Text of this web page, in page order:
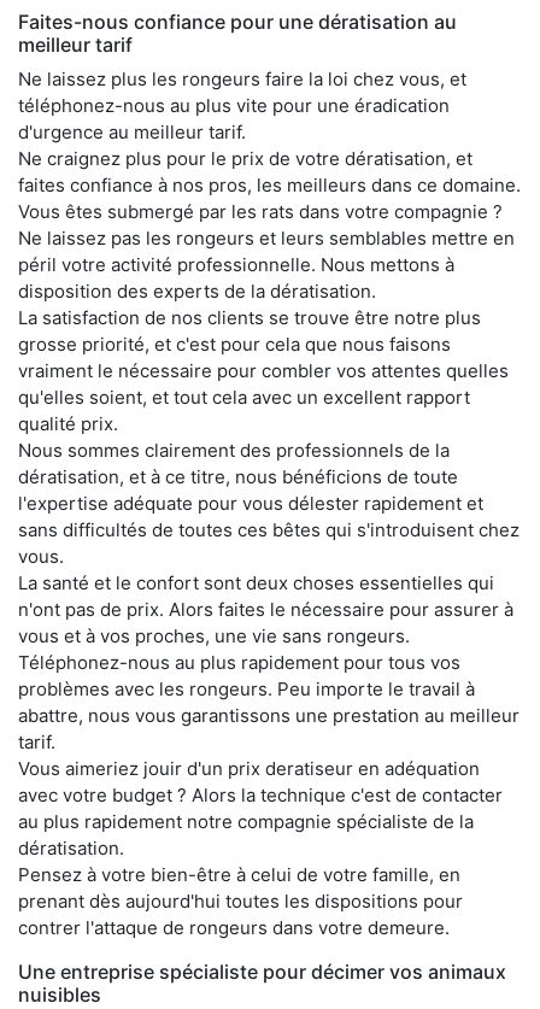
Faites-nous confiance pour une dératisation au
meilleur tarif
Ne laissez plus les rongeurs faire la loi chez vous, et
téléphonez-nous au plus vite pour une éradication
d'urgence au meilleur tarif.
Ne craignez plus pour le prix de votre dératisation, et
faites confiance à nos pros, les meilleurs dans ce domaine.
Vous êtes submergé par les rats dans votre compagnie ?
Ne laissez pas les rongeurs et leurs semblables mettre en
péril votre activité professionnelle. Nous mettons à
disposition des experts de la dératisation.
La satisfaction de nos clients se trouve être notre plus
grosse priorité, et c'est pour cela que nous faisons
vraiment le nécessaire pour combler vos attentes quelles
qu'elles soient, et tout cela avec un excellent rapport
qualité prix.
Nous sommes clairement des professionnels de la
dératisation, et à ce titre, nous bénéficions de toute
l'expertise adéquate pour vous délester rapidement et
sans difficultés de toutes ces bêtes qui s'introduisent chez
vous.
La santé et le confort sont deux choses essentielles qui
n'ont pas de prix. Alors faites le nécessaire pour assurer à
vous et à vos proches, une vie sans rongeurs.
Téléphonez-nous au plus rapidement pour tous vos
problèmes avec les rongeurs. Peu importe le travail à
abattre, nous vous garantissons une prestation au meilleur
tarif.
Vous aimeriez jouir d'un prix deratiseur en adéquation
avec votre budget ? Alors la technique c'est de contacter
au plus rapidement notre compagnie spécialiste de la
dératisation.
Pensez à votre bien-être à celui de votre famille, en
prenant dès aujourd'hui toutes les dispositions pour
contrer l'attaque de rongeurs dans votre demeure.
Une entreprise spécialiste pour décimer vos animaux
nuisibles